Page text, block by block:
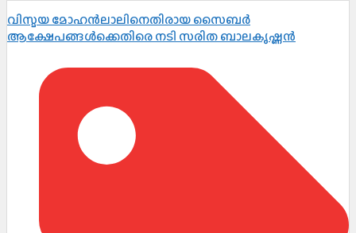
വിസ്മയ മോഹൻലാലിനെതിരായ സൈബർ
ആക്ഷേപങ്ങൾക്കെതിരെ നടി സരിത ബാലകൃഷ്ണൻ